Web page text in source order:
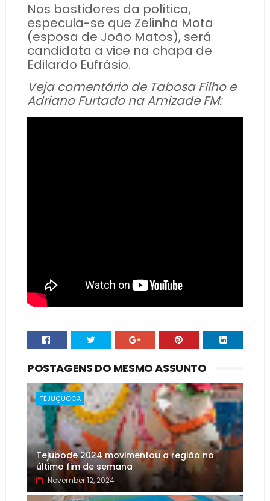
Nos bastidores da política,
especula-se que Zelinha Mota
(esposa de João Matos), será
candidata a vice na chapa de
Edilardo Eufrásio.
Veja comentário de Tabosa Filho e
Adriano Furtado na Amizade FM:
POSTAGENS DO MESMO ASSUNTO
TEJUÇUOCA
Tejubode 2024 movimentou a região no
último fim de semana
November 12, 2024